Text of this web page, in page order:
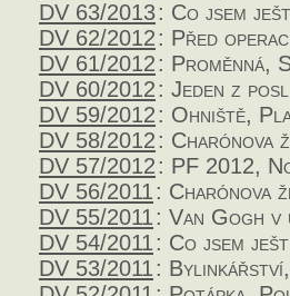
DV 63/2013: Co jsem
DV 62/2012: Před
DV 61/2012: Proměnná,
DV 60/2012: Jeden z
DV 59/2012: Ohniště,
DV 58/2012: Charónova
DV 57/2012: PF 2012,
DV 56/2011: Charónova
DV 55/2011: Van Gogh
DV 54/2011: Co jsem
DV 53/2011: